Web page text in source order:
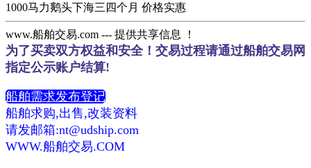
1000马力鹅头下海三四个月 价格实惠
www.船舶交易.com --- 提供共享信息 ！
为了买卖双方权益和安全！交易过程请通过船舶交易网
指定公示账户结算!
船舶需求发布登记
船舶求购,出售,改装资料
请发邮箱:nt@udship.com
WWW.船舶交易.COM